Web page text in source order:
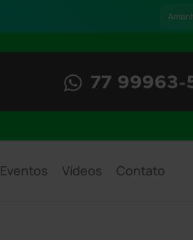
Eventos Vídeos Contato